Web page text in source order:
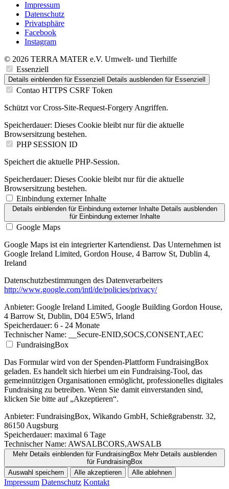
Impressum
Datenschutz
Privatsphäre
Facebook
Instagram
© 2026 TERRA MATER e.V. Umwelt- und Tierhilfe
Essenziell
Details einblenden für Essenziell Details ausblenden für Essenziell
Contao HTTPS CSRF Token
Schützt vor Cross-Site-Request-Forgery Angriffen.
Speicherdauer: Dieses Cookie bleibt nur für die aktuelle
Browsersitzung bestehen.
PHP SESSION ID
Speichert die aktuelle PHP-Session.
Speicherdauer: Dieses Cookie bleibt nur für die aktuelle
Browsersitzung bestehen.
Einbindung externer Inhalte
Details einblendenfür Einbindung externer Inhalte Details ausblenden
für Einbindung externer Inhalte
Google Maps
Google Maps ist ein integrierter Kartendienst. Das Unternehmen ist
Google Ireland Limited, Gordon House, 4 Barrow St, Dublin 4,
Ireland
Datenschutzbestimmungen des Datenverarbeiters
http://www.google.com/intl/de/policies/privacy/
Anbieter: Google Ireland Limited, Google Building Gordon House,
4 Barrow St, Dublin, D04 E5W5, Irland
Speicherdauer: 6 - 24 Monate
Technischer Name: __Secure-ENID,SOCS,CONSENT,AEC
FundraisingBox
Das Formular wird von der Spenden-Plattform FundraisingBox
geladen. Es handelt sich hierbei um ein Fundraising-Tool, das
gemeinnützigen Organisationen ermöglicht, professionelles digitales
Fundraising zu betreiben. Wenn Sie damit einverstanden sind,
klicken Sie bitte auf „Akzeptieren“.
Anbieter: FundraisingBox, Wikando GmbH, Schießgrabenstr. 32,
86150 Augsburg
Speicherdauer: maximal 6 Tage
Technischer Name: AWSALBCORS,AWSALB
Mehr Details einblendenfür FundraisingBox Mehr Details ausblenden
für FundraisingBox
Auswahl speichern
Alle akzeptieren Alle ablehnen
Impressum Datenschutz Kontakt